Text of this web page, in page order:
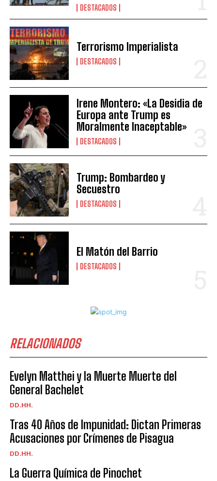
DESTACADOS
Terrorismo Imperialista
DESTACADOS
Irene Montero: «La Desidia de
Europa ante Trump es
Moralmente Inaceptable»
DESTACADOS
Trump: Bombardeo y
Secuestro
DESTACADOS
El Matón del Barrio
DESTACADOS
RELACIONADOS
Evelyn Matthei y la Muerte Muerte del
General Bachelet
DD.HH.
Tras 40 Años de Impunidad: Dictan Primeras
Acusaciones por Crímenes de Pisagua
DD.HH.
La Guerra Química de Pinochet